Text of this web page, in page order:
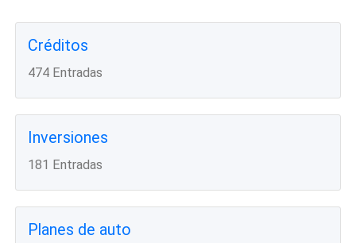
Créditos
474 Entradas
Inversiones
181 Entradas
Planes de auto